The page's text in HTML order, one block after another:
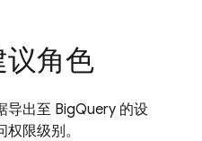
议角色
导出至 BigQuery 的设
限级别。